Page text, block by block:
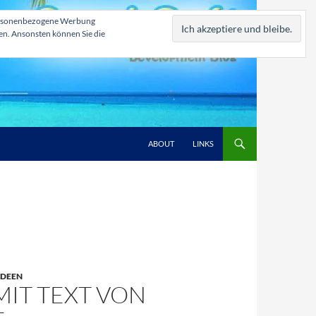
ABOUT LINKS
TEXT VON
Werbung
Ansonsten können Sie die